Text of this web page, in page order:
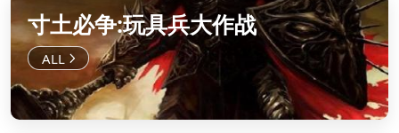
寸土必争:玩具兵大作战